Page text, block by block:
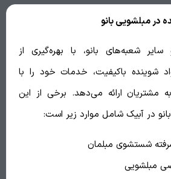
در مبلشویی بانو
شعبه‌های بانو، با بهره‌گیری از
شوینده باکیفیت، خدمات خود را با
به مشتریان ارائه می‌دهد. برخی از این
در آبیک شامل موارد زیر است:
شستشوی مبلمان
مبلشویی